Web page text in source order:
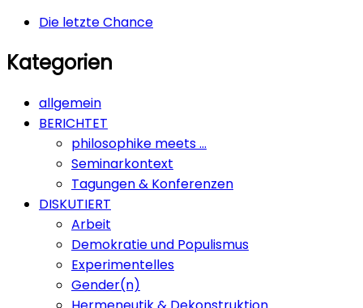
Die letzte Chance
Kategorien
allgemein
BERICHTET
philosophike meets …
Seminarkontext
Tagungen & Konferenzen
DISKUTIERT
Arbeit
Demokratie und Populismus
Experimentelles
Gender(n)